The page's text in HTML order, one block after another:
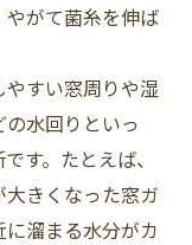
がて菌糸を伸ば
すい窓周りや湿
水回りといっ
す。たとえば、
きくなった窓ガ
溜まる水分がカ